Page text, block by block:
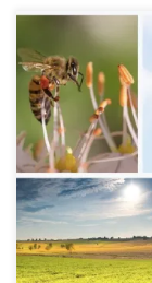
La comparació